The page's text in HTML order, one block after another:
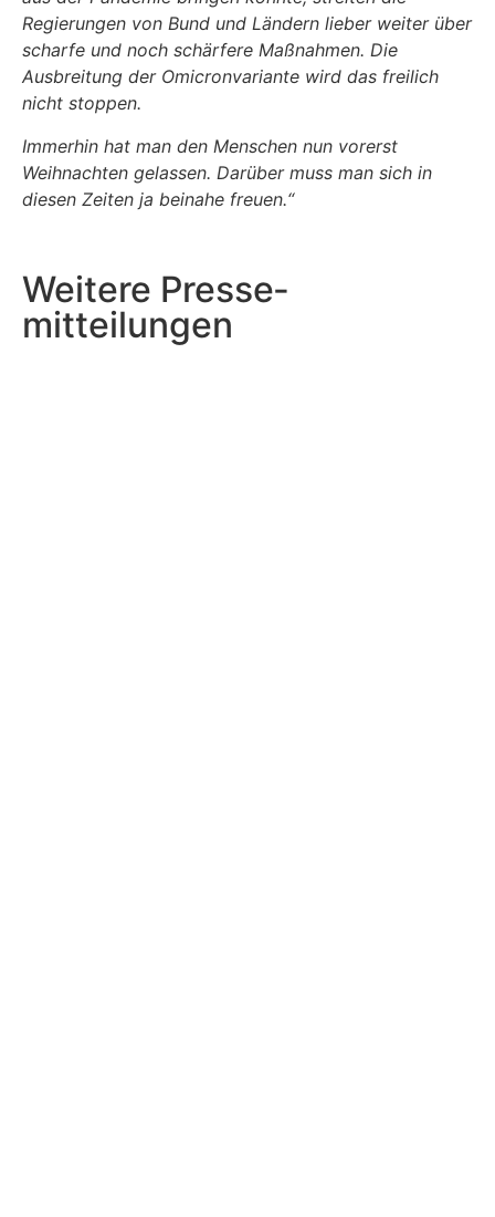
Regierungen von Bund und Ländern lieber weiter über
scharfe und noch schärfere Maßnahmen. Die
Ausbreitung der Omicronvariante wird das freilich
nicht stoppen.
Immerhin hat man den Menschen nun vorerst
Weihnachten gelassen. Darüber muss man sich in
diesen Zeiten ja beinahe freuen.“
Weitere Presse­
mitteilungen